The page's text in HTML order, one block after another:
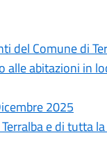
del Comune di
alle abitazioni in
2025
e di tutta